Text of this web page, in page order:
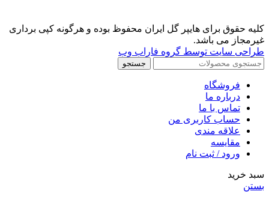
کلیه حقوق برای هایپر گل ایران محفوظ بوده و هرگونه کپی برداری
غیرمجاز می باشد.
طراحی سایت توسط گروه فاراب وب
جستجو
فروشگاه
درباره ما
تماس با ما
حساب کاربری من
علاقه مندی
مقايسه
ورود / ثبت نام
سبد خرید
بستن